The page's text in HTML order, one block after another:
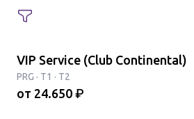
VIP Service (Club Continental)
PRG · T1 · T2
от 24.650 ₽